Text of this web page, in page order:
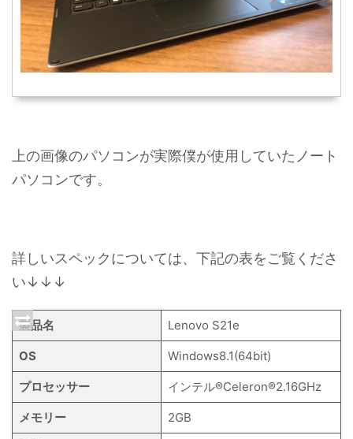
上の画像のパソコンが実際僕が使用していたノート
パソコンです。
詳しいスペックについては、下記の表をご覧くださ
い↓↓↓
製品名 Lenovo S21e
OS Windows8.1(64bit)
プロセッサー インテル®︎Celeron®️2.16GHz
メモリー 2GB